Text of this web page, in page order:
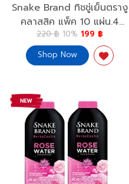
Snake Brand ทิชชู่เย็นตรางู
คลาสสิค แพ็ค 10 แผ่น.4
แพ็ค Cooling Wipes
Classic 10 sheet.4 Pack
220 ฿ 10% 199 ฿
Shop Now